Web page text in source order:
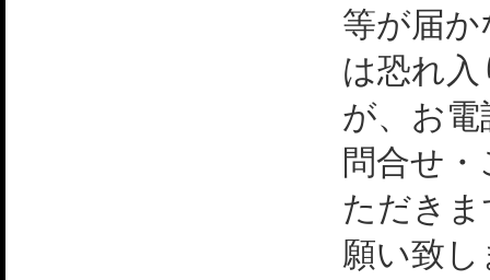
等が届
は恐れ
が、お
問合せ
ただき
願い致